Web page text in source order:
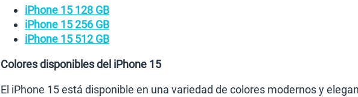
iPhone 15 128 GB
iPhone 15 256 GB
iPhone 15 512 GB
Colores disponibles del iPhone 15
El iPhone 15 está disponible en una variedad de colores modernos y